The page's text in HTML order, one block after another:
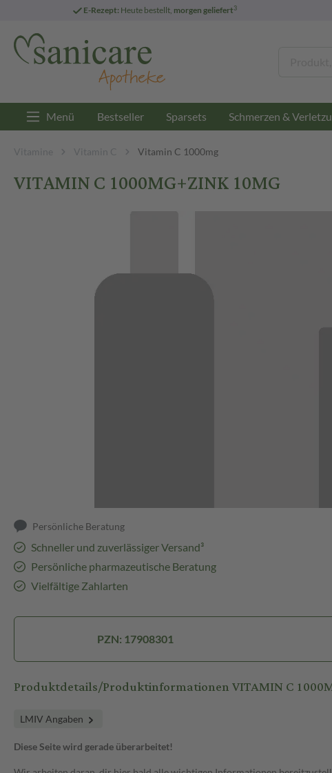
E-Rezept: Heute bestellt, morgen geliefert3
Menü Bestseller Sparsets Schmerzen &
Vitamine Vitamin C Vitamin C 1000mg
VITAMIN C 1000MG+ZINK 10MG
Persönliche Beratung
Schneller und zuverlässiger Versand³
Persönliche pharmazeutische Beratung
Vielfältige Zahlarten
PZN: 17908301
Produktdetails/Produktinformationen VITAMIN C
LMIV Angaben
Diese Seite wird gerade überarbeitet!